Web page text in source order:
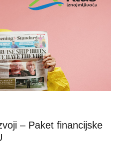
– Paket financijske